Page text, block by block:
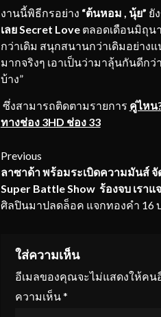
งานนี้พิธีกรอย่าง “ต้นหอม , นุ้ย” ยั
เลยSecret Love ตลอดเดือนมิถุน
กว่าเดิม สนุกสนานกว่าเดิมอย่าง
มากจริงๆ เอาเป็นว่ามาลุ้นกันดีก
บ้าง”
ซึ่งสามารถติดตามรายการ คู่ไหน
ทางช่อง 3HD ช่อง 33
Continue
Reading
Previous
ลาซาด้า พร้อมระเบิดความมันส์ จั
Super Battle Show ร้องจบ เราแ
ศิลปินมาปลดล็อค แจกทองคำ 16
ใส่ความเห็น
อีเมลของคุณจะไม่แสดงให้คน
ความเห็น*